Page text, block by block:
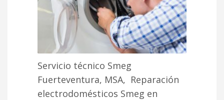
Servicio técnico Smeg
Fuerteventura, MSA, Reparación
electrodomésticos Smeg en